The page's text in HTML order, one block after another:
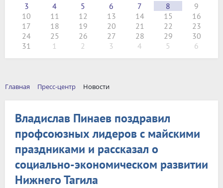
3
4 5 6 7 8
9
10
11 12 13 14 15
16
17
18 19 20 21 22
23
24
25 26 27 28 29
30
31
1 2 3 4 5 6
Главная Пресс-центр Новости
Владислав Пинаев поздравил
профсоюзных лидеров с майскими
праздниками и рассказал о
социально-экономическом развитии
Нижнего Тагила